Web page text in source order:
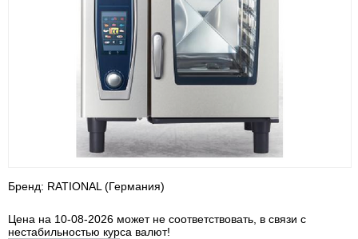
Бренд: RATIONAL (Германия)
Цена на 10-08-2026 может не соответствовать, в связи с
нестабильностью курса валют!